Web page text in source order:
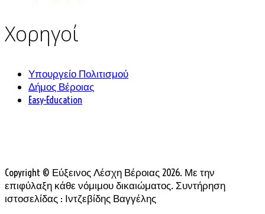
Χορηγοί
Υπουργείο Πολιτισμού
Δήμος Βέροιας
Easy-Education
Copyright © Εύξεινος Λέσχη Βέροιας 2026. Με την
επιφύλαξη κάθε νόμιμου δικαιώματος. Συντήρηση
ιστοσελίδας : Ιντζεβίδης Βαγγέλης